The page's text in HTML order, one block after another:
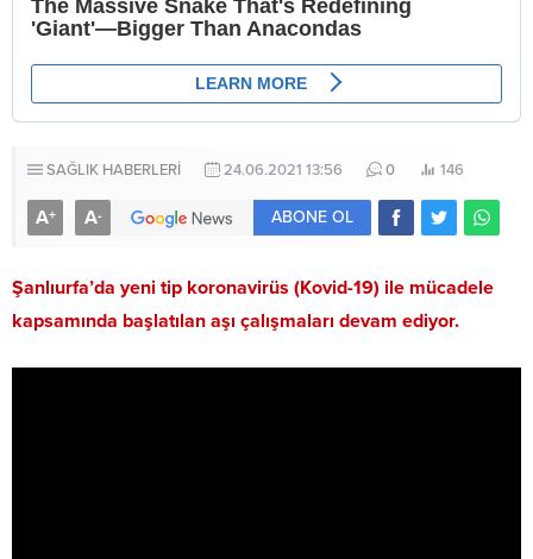
SAĞLIK HABERLERİ 24.06.2021 13:56 0 146
A+ A- ABONE OL
Şanlıurfa’da yeni tip koronavirüs (Kovid-19) ile mücadele
kapsamında başlatılan aşı çalışmaları devam ediyor.